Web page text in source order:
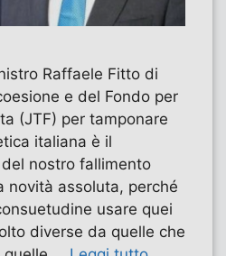
Raffaele Fitto di
e del Fondo per
(JTF) per tamponare
italiana è il
nostro fallimento
novità assoluta, perché
usare quei
diverse da quelle che